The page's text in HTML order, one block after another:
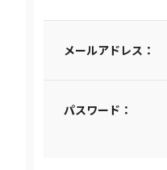
メールアドレス：
パスワード：